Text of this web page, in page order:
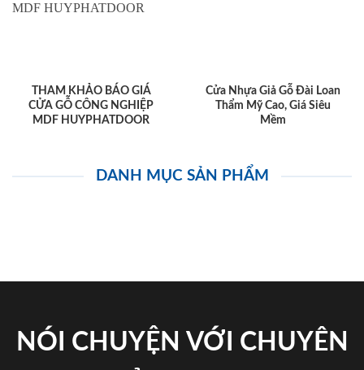
THAM KHẢO BÁO GIÁ
CỬA GỖ CÔNG NGHIỆP
MDF HUYPHATDOOR
Cửa Nhựa Giả Gỗ Đài Loan
Thẩm Mỹ Cao, Giá Siêu
Mềm
DANH MỤC SẢN PHẨM
NÓI CHUYỆN VỚI CHUYÊN